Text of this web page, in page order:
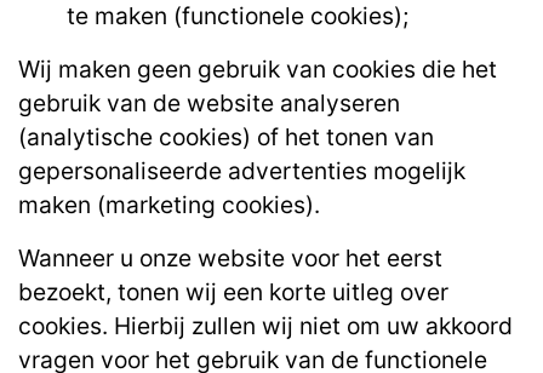
te maken (functionele cookies);
Wij maken geen gebruik van cookies die het
gebruik van de website analyseren
(analytische cookies) of het tonen van
gepersonaliseerde advertenties mogelijk
maken (marketing cookies).
Wanneer u onze website voor het eerst
bezoekt, tonen wij een korte uitleg over
cookies. Hierbij zullen wij niet om uw akkoord
vragen voor het gebruik van de functionele